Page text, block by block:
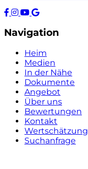
Navigation
Heim
Medien
In der Nähe
Dokumente
Angebot
Über uns
Bewertungen
Kontakt
Wertschätzung
Suchanfrage